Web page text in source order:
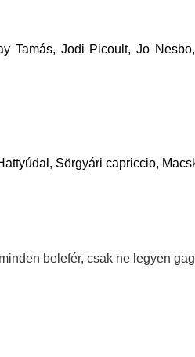
Tamás, Jodi Picoult, Jo
Sörgyári capriccio,
belefér, csak ne legyen